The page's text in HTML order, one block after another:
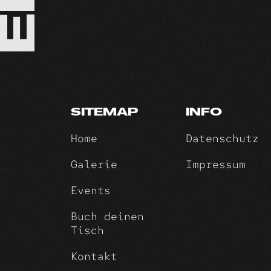
aliquyam
justo duo
sea
SITEMAP
Home
Galerie
Events
Buch deinen
Tisch
Kontakt
INFO
Datenschutz
Impressum